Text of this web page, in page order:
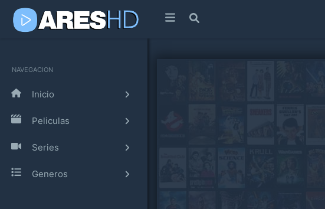
NAVEGACION
Inicio
Peliculas
Series
Generos